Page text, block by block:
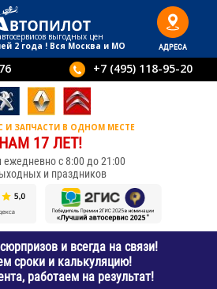
выгодныx цен
2 года ! Вся Москва и МО
АДРЕСА
+7 (495) 118-95-20
И ЗАПЧАСТИ В ОДНОМ МЕСТЕ
НАМ 17 ЛЕТ!
ежедневно с 8:00 до 21:00
и праздников
и всегда на связи!
сроки и калькуляцию!
работаем на результат!